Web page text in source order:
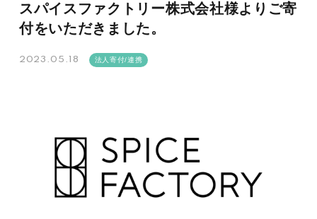
スパイスファクトリー株式会社様よりご寄
付をいただきました。
2023.05.18 法人寄付/連携